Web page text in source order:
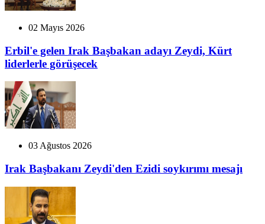
02 Mayıs 2026
Erbil'e gelen Irak Başbakan adayı Zeydi, Kürt
liderlerle görüşecek
03 Ağustos 2026
Irak Başbakanı Zeydi'den Ezidi soykırımı mesajı